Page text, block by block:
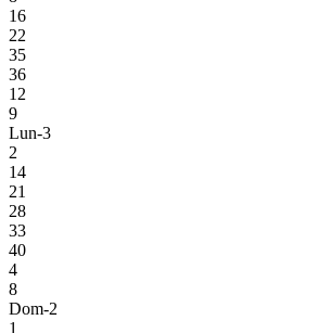
16
22
35
36
12
9
Lun-3
2
14
21
28
33
40
4
8
Dom-2
1